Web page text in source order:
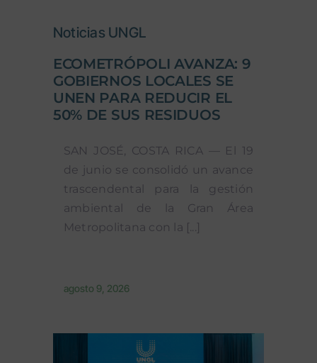
Noticias UNGL
ECOMETRÓPOLI AVANZA: 9
GOBIERNOS LOCALES SE
UNEN PARA REDUCIR EL
50% DE SUS RESIDUOS
SAN JOSÉ, COSTA RICA — El 19
de junio se consolidó un avance
trascendental para la gestión
ambiental de la Gran Área
Metropolitana con la [...]
agosto 9, 2026